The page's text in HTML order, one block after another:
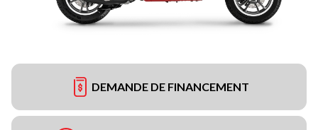
DEMANDE DE FINANCEMENT